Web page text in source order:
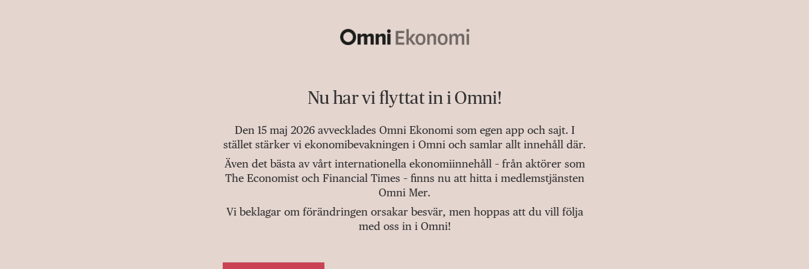
Nu har vi flyttat in i Omni!
Den 15 maj 2026 avvecklades Omni Ekonomi som egen app och sajt. I
stället stärker vi ekonomibevakningen i Omni och samlar allt innehåll där.
Även det bästa av vårt internationella ekonomiinnehåll – från aktörer som
The Economist och Financial Times – finns nu att hitta i medlemstjänsten
Omni Mer.
Vi beklagar om förändringen orsakar besvär, men hoppas att du vill följa
med oss in i Omni!